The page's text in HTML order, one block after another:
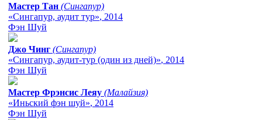
Мастер Тан (Сингапур)
«Сингапур, аудит тур», 2014
Фэн Шуй
Джо Чинг (Сингапур)
«Сингапур, аудит-тур (один из дней)», 2014
Фэн Шуй
Мастер Фрэнсис Леяу (Малайзия)
«Иньский фэн шуй», 2014
Фэн Шуй